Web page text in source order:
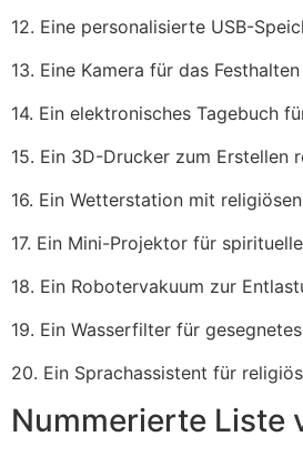
12. Eine personalisierte USB-
13. Eine Kamera für das
14. Ein elektronisches Tagebuch
15. Ein 3D-Drucker zum Erstellen
16. Ein Wetterstation mit
17. Ein Mini-Projektor für
18. Ein Robotervakuum zur
19. Ein Wasserfilter für
20. Ein Sprachassistent für
Nummerierte Liste